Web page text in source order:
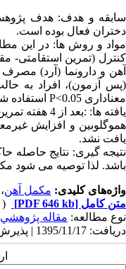
دختران فعال بوده است.
معناداری P<0.05 استفاده شد.
یافته­ ها:
هموگلوبین و افزایش
یافت نشد.
نتیجه ­گیری: نتایج حاصله
باشد. لذا توصیه می ­شود
واژه‌های کلیدی: مکمل آهن،
متن کامل [PDF 646 kb]
(۳۸۲۰ دریافت)
نوع مطالعه: مقاله پژوهشي
دریافت: 1395/11/17 | پذیرش: 1396/7/16 | انتشار: 1396/8/9